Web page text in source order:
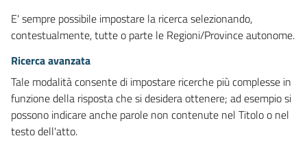
E' sempre possibile impostare la ricerca selezionando,
contestualmente, tutte o parte le Regioni/Province autonome.
Ricerca avanzata
Tale modalità consente di impostare ricerche più complesse in
funzione della risposta che si desidera ottenere; ad esempio si
possono indicare anche parole non contenute nel Titolo o nel
testo dell'atto.